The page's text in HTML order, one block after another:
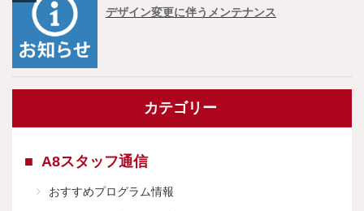
デザイン変更に伴うメンテナンス
カテゴリー
A8スタッフ通信
おすすめプログラム情報